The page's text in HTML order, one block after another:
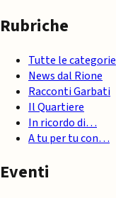
Rubriche
Tutte le categorie
News dal Rione
Racconti Garbati
Il Quartiere
In ricordo di…
A tu per tu con…
Eventi